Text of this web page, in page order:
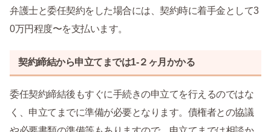
弁護士と委任契約をした場合には、契約時に着手金として3
0万円程度〜を支払います。
契約締結から申立てまでは1-２ヶ月かかる
委任契約締結後もすぐに手続きの申立てを行えるのではな
く、申立てまでに準備が必要となります。債権者との協議